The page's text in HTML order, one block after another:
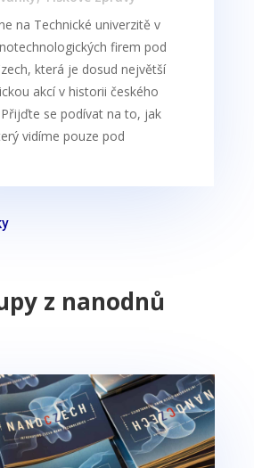
na Technické univerzitě v
firem pod
která je dosud největší
akcí v historii českého
se podívat na to, jak
vidíme pouze pod
z nanodnů